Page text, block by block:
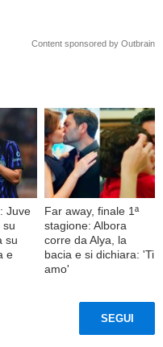
Content sponsored by Outbrain
Juve
su
su
e
Far away, finale 1ª
stagione: Albora
corre da Alya, la
bacia e si dichiara: 'Ti
amo'
SEGUI